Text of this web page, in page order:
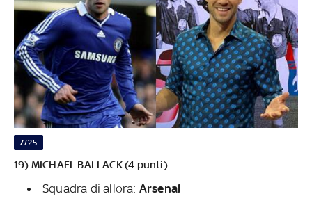
7/25
19) MICHAEL BALLACK (4 punti)
Squadra di allora: Arsenal